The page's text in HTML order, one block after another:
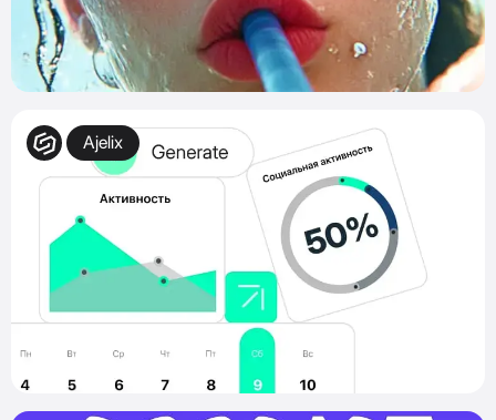
Ajelix